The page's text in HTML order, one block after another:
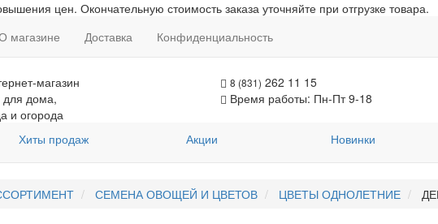
цен. Окончательную стоимость заказа уточняйте при отгрузке товара.
магазине Доставка Конфиденциальность
магазин
для дома,
и огорода
8 (831) 262 11 15
Время работы: Пн-Пт 9-18
Хиты продаж Акции Новинки
СЕМЕНА ОВОЩЕЙ И ЦВЕТОВ ЦВЕТЫ ОДНОЛЕТНИЕ